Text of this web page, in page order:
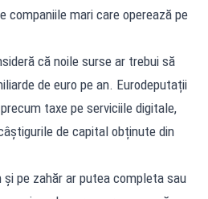
companiile mari care operează pe
că noile surse ar trebui să
de euro pe an. Eurodeputații
taxe pe serviciile digitale,
de capital obținute din
și pe zahăr ar putea completa sau